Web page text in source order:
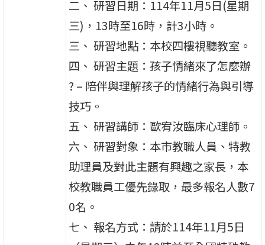
二、 研習日期：114年11月5日(星期
三)，13時至16時，計3小時。
三、 研習地點：本校四樓視聽教室。
四、 研習主題：孩子情緒來了怎麼辦
? – 陪伴與理解孩子的情緒行為與引導
技巧。
五、 研習講師：歐宥汝臨床心理師。
六、 研習對象：本市教職人員、特教
助理員及對此主題有興趣之家長，本
校教職員工優先錄取，最多報名人數7
0名。
七、 報名方式：請於114年11月5日